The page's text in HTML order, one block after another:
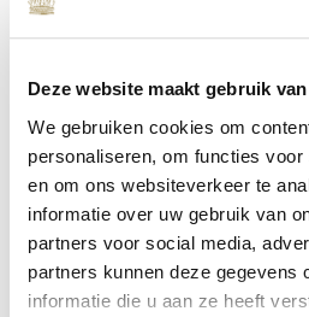
Deze website maakt gebruik
We gebruiken cookies om
personaliseren, om functies
en om ons websiteverkeer te
informatie over uw gebruik van
partners voor social media,
partners kunnen deze gegevens
informatie die u aan ze heeft
MC WELLNESS
published on: 16 January 2020
read more